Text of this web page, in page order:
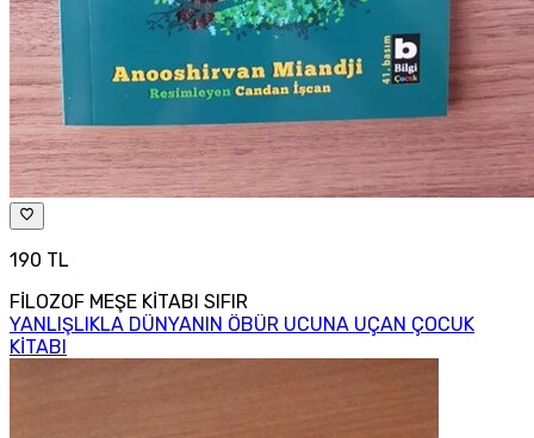
190 TL
FİLOZOF MEŞE KİTABI SIFIR
YANLIŞLIKLA DÜNYANIN ÖBÜR UCUNA UÇAN ÇOCUK
KİTABI